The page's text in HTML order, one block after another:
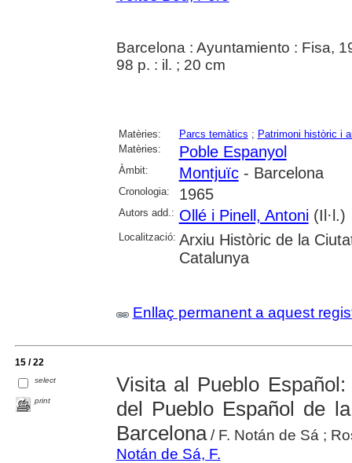
Barcelona : Ayuntamiento : Fisa,
98 p. : il. ; 20 cm
Matèries: Parcs temàtics ; Patrimoni històric i
Matèries:
Poble Espanyol
Àmbit: Montjuïc- Barcelona
Cronologia: 1965
Autors add.: Ollé i Pinell, Antoni(Il·l.)
Localització: Arxiu Històric de la
Catalunya
Enllaç permanent a aquest
15 / 22
select
print
Visita al Pueblo
del Pueblo Español de
Barcelona/ F. Notán de Sá ;
Notán de Sá, F.